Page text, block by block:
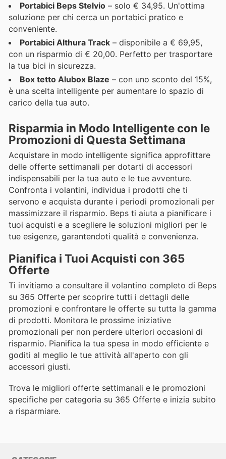
Portabici Beps Stelvio – solo € 34,95. Un'ottima
soluzione per chi cerca un portabici pratico e
conveniente.
Portabici Althura Track – disponibile a € 69,95,
con un risparmio di € 20,00. Perfetto per trasportare
la tua bici in sicurezza.
Box tetto Alubox Blaze – con uno sconto del 15%,
è una scelta intelligente per aumentare lo spazio di
carico della tua auto.
Risparmia in Modo Intelligente con le
Promozioni di Questa Settimana
Acquistare in modo intelligente significa approfittare
delle offerte settimanali per dotarti di accessori
indispensabili per la tua auto e le tue avventure.
Confronta i volantini, individua i prodotti che ti
servono e acquista durante i periodi promozionali per
massimizzare il risparmio. Beps ti aiuta a pianificare i
tuoi acquisti e a scegliere le soluzioni migliori per le
tue esigenze, garantendoti qualità e convenienza.
Pianifica i Tuoi Acquisti con 365
Offerte
Ti invitiamo a consultare il volantino completo di Beps
su 365 Offerte per scoprire tutti i dettagli delle
promozioni e confrontare le offerte su tutta la gamma
di prodotti. Monitora le prossime iniziative
promozionali per non perdere ulteriori occasioni di
risparmio. Pianifica la tua spesa in modo efficiente e
goditi al meglio le tue attività all'aperto con gli
accessori giusti.
Trova le migliori offerte settimanali e le promozioni
specifiche per categoria su 365 Offerte e inizia subito
a risparmiare.